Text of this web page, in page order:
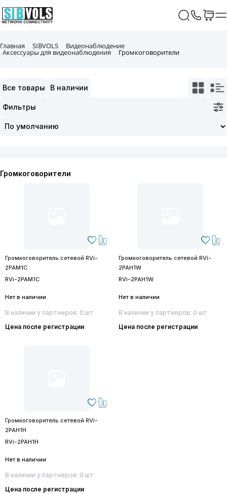
Главная SIBVOLS Видеонаблюдение
Аксессуары для видеонаблюдения Громкоговорители
Все товары В наличии
Фильтры
Громкоговорители
Громкоговоритель сетевой RVi-
2PAM1C
RVi-2PAM1C
Нет в наличии
В наличии у партнеров: 0 шт
Цена после регистрации
Громкоговоритель сетевой RVi-
2PAH1W
RVi-2PAH1W
Нет в наличии
В наличии у партнеров: 0 шт
Цена после регистрации
Громкоговоритель сетевой RVi-
2PAH1H
RVi-2PAH1H
Нет в наличии
В наличии у партнеров: 0 шт
Цена после регистрации